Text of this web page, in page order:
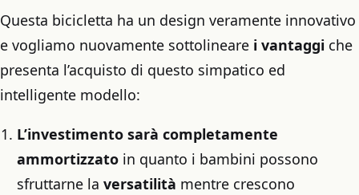
Questa bicicletta ha un design veramente innovativo
e vogliamo nuovamente sottolineare i vantaggi che
presenta l’acquisto di questo simpatico ed
intelligente modello:
L’investimento sarà completamente
ammortizzatoin quanto i bambini possono
sfruttarne la versatilità mentre crescono